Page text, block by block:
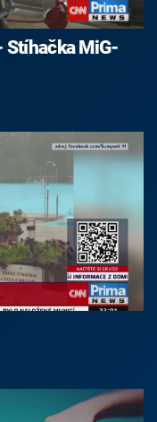
Stíhačka MiG-